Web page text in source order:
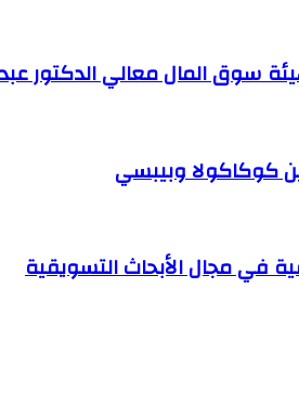
سوق المال معالي الدكتور
كوكاكولا وبيبسي
في مجال الأبحاث التسويقية